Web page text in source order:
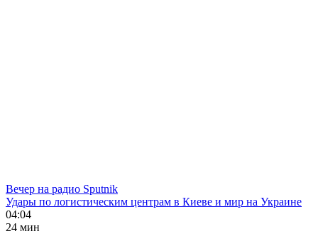
Вечер на радио Sputnik
Удары по логистическим центрам в Киеве и мир на Украине
04:04
24 мин